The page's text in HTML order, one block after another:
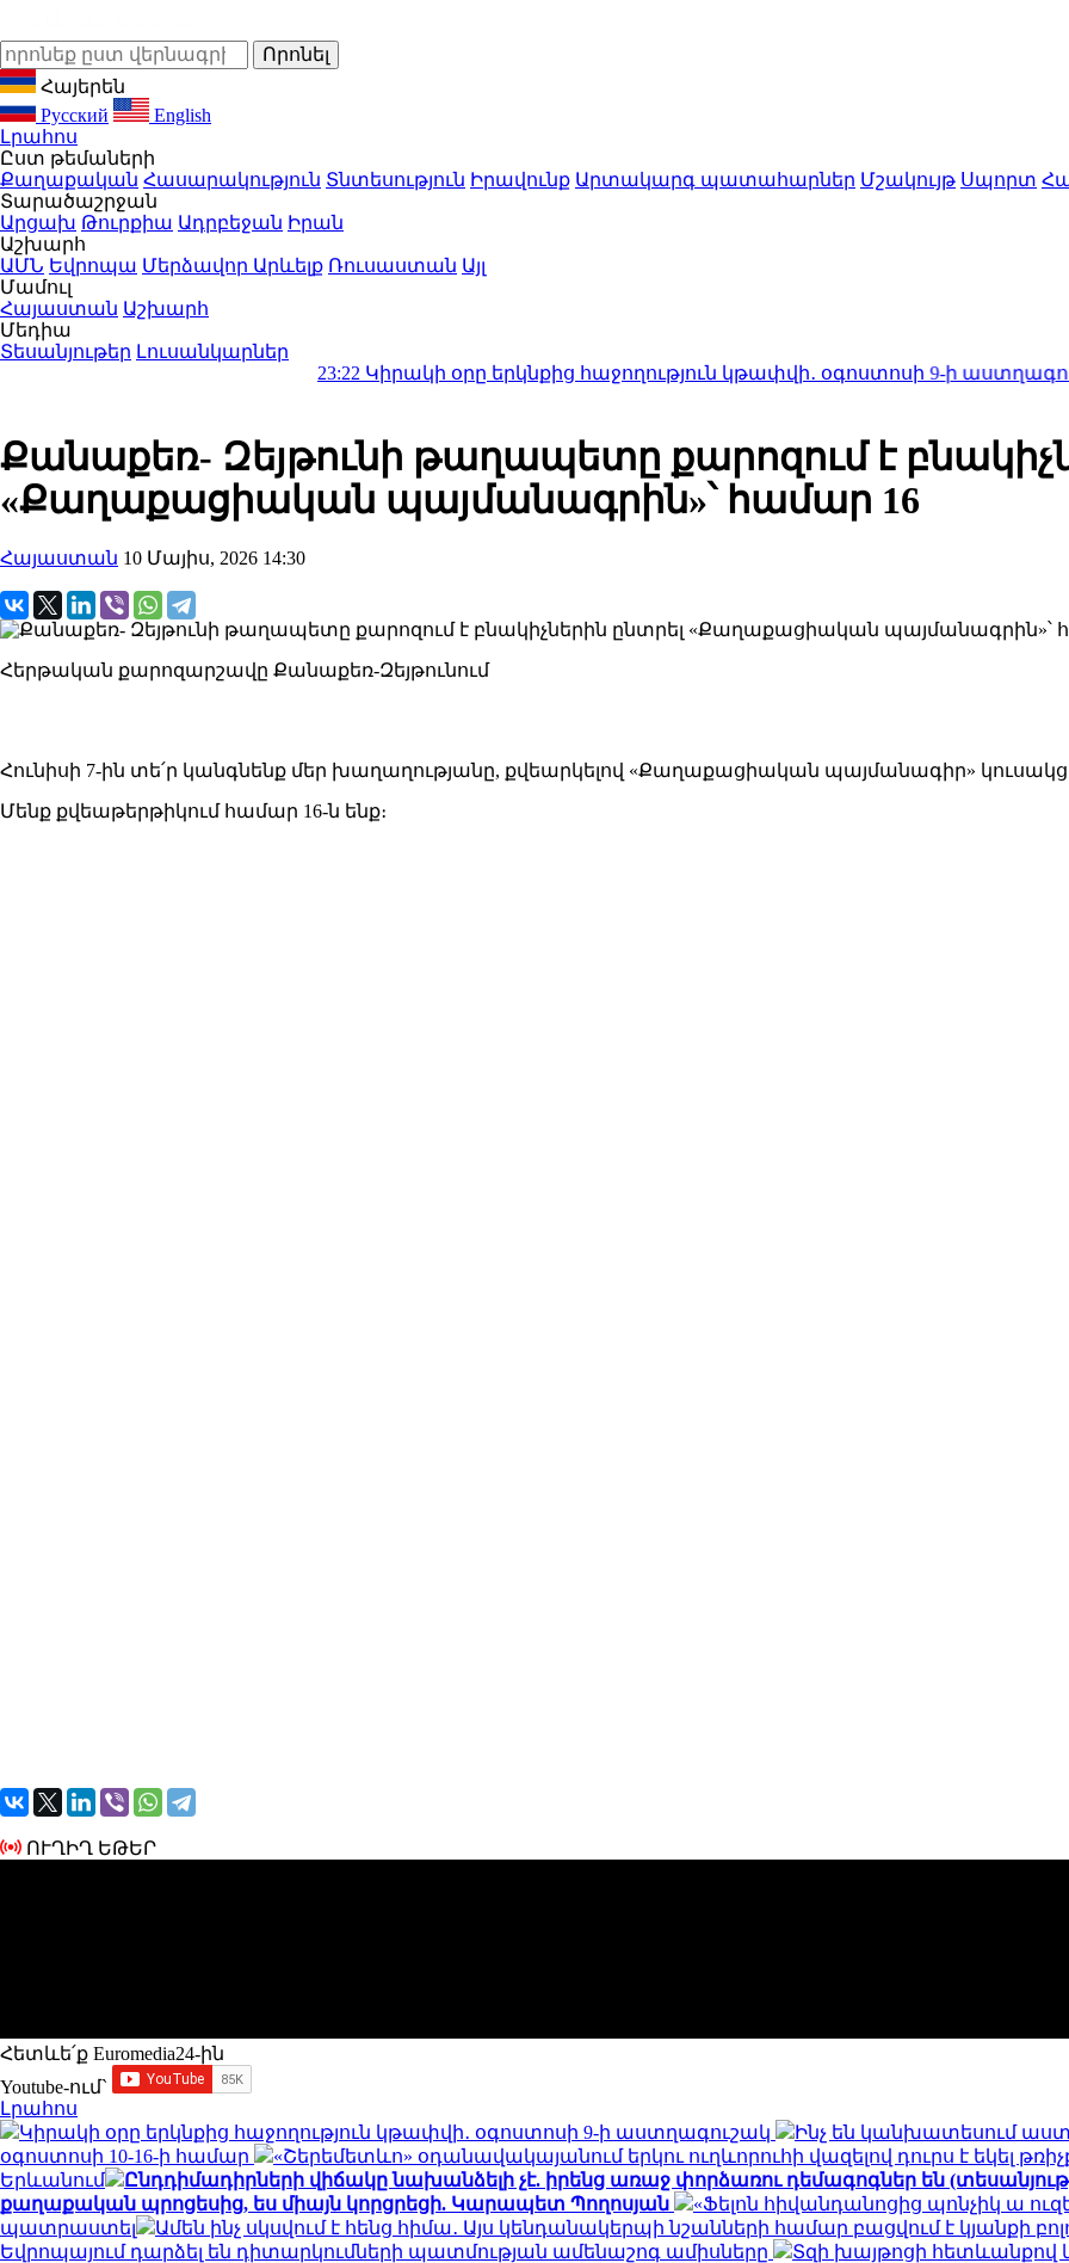
Հայերեն
Русский
English
Լրահոս
Ըստ թեմաների
Քաղաքական Հասարակություն Տնտեսություն Իրավունք Արտակարգ պատահարներ Մշակույթ Սպորտ
Տարածաշրջան
Արցախ Թուրքիա Ադրբեջան Իրան
Աշխարհ
ԱՄՆ Եվրոպա Մերձավոր Արևելք Ռուսաստան Այլ
Մամուլ
Հայաստան Աշխարհ
Մեդիա
Տեսանյութեր Լուսանկարներ
Կիրակի օրը երկնքից հաջողություն կթափվի․ օգոստոսի 9-ի աստղագուշակ23:11
Քանաքեռ- Զեյթունի թաղապետը քարոզում է
«Քաղաքացիական պայմանագրին»՝ համար 16
Հայաստան 10 Մայիս, 2026 14:30
Հերթական քարոզարշավը Քանաքեռ-Զեյթունում
Հունիսի 7-ին տե՛ր կանգնենք մեր խաղաղությանը, քվեարկելով «Քաղաքացիական պայմանագիր»
Մենք քվեաթերթիկում համար 16-ն ենք։
ՈՒՂԻՂ ԵԹԵՐ
Հետևե՛ք Euromedia24-ին
Youtube-ում`
Լրահոս
Կիրակի օրը երկնքից հաջողություն կթափվի․ օգոստոսի 9-ի աստղագուշակ
Ինչ են կանխատեսում
օգոստոսի 10-16-ի համար
«Շերեմետևո» օդանավակայանում երկու ուղևորուհի վազելով դուրս է եկել
Երևանում
Ընդդիմադիրների վիճակը նախանձելի չէ. իրենց առաջ փորձառու դեմագոգներ են
քաղաքական պրոցեսից, ես միայն կորցրեցի. Կարապետ Պողոսյան
«Ֆելոն հիվանդանոցից պոնչիկ ա
պատրաստել
Ամեն ինչ սկսվում է հենց հիմա․ Այս կենդանակերպի նշանների համար բացվում է կյանքի
Եվրոպայում դարձել են դիտարկումների պատմության ամենաշոգ ամիսները
Տզի խայթոցի հետևանքով